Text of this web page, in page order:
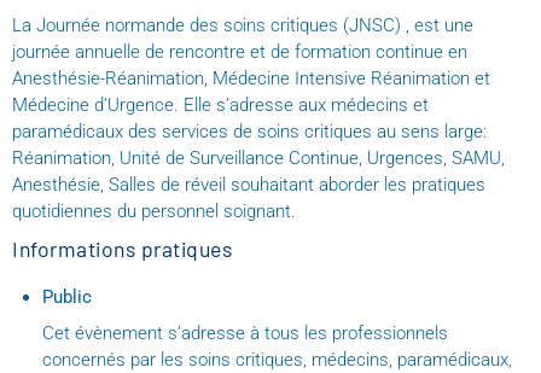
La Journée normande des soins critiques (JNSC) , est une
journée annuelle de rencontre et de formation continue en
Anesthésie-Réanimation, Médecine Intensive Réanimation et
Médecine d’Urgence. Elle s’adresse aux médecins et
paramédicaux des services de soins critiques au sens large:
Réanimation, Unité de Surveillance Continue, Urgences, SAMU,
Anesthésie, Salles de réveil souhaitant aborder les pratiques
quotidiennes du personnel soignant.
Informations pratiques
Public
Cet évènement s’adresse à tous les professionnels
concernés par les soins critiques, médecins, paramédicaux,